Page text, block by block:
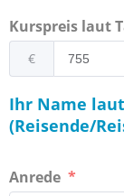
Kurspreis laut
€
Ihr Name
(Reisende/
Anrede